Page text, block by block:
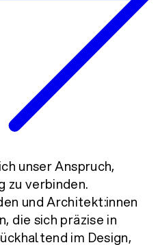
unser Anspruch,
zu verbinden.
und Architekt:innen
die sich präzise in
im Design,